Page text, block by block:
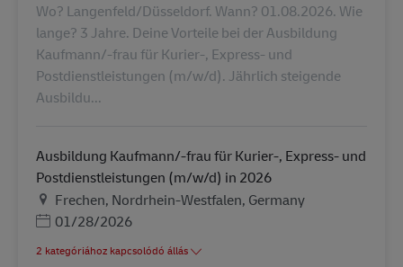
Wo? Langenfeld/Düsseldorf. Wann? 01.08.2026. Wie
lange? 3 Jahre. Deine Vorteile bei der Ausbildung
Kaufmann/-frau für Kurier-, Express- und
Postdienstleistungen (m/w/d). Jährlich steigende
Ausbildu...
Ausbildung Kaufmann/-frau für Kurier-, Express- und
Postdienstleistungen (m/w/d) in 2026
Helyszín
Frechen, Nordrhein-Westfalen, Germany
Posted Date
01/28/2026
2 kategóriához kapcsolódó állás